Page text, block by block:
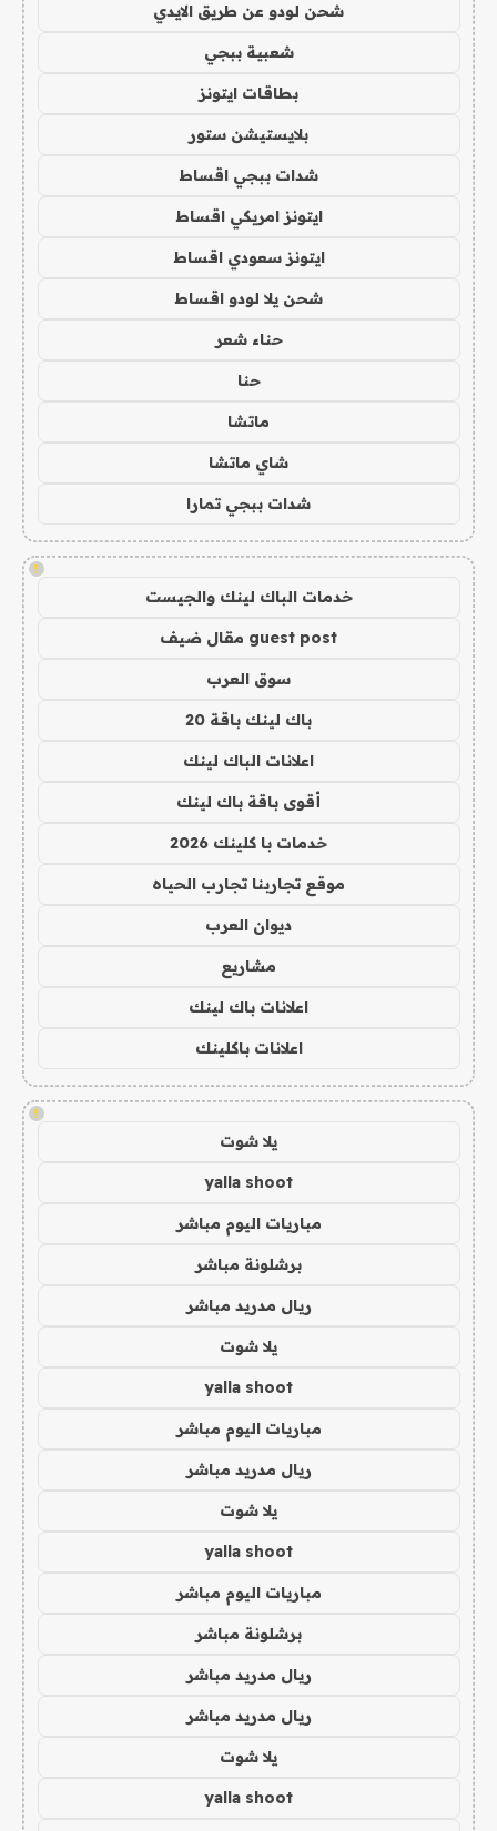
شحن لودو عن طريق الايدي
شعبية ببجي
بطاقات ايتونز
بلايستيشن ستور
شدات ببجي اقساط
ايتونز امريكي اقساط
ايتونز سعودي اقساط
شحن يلا لودو اقساط
حناء شعر
حنا
ماتشا
شاي ماتشا
شدات ببجي تمارا
!
خدمات الباك لينك والجيست
guest post مقال ضيف
سوق العرب
باك لينك باقة 20
اعلانات الباك لينك
أقوى باقة باك لينك
خدمات با كلينك 2026
موقع تجاربنا تجارب الحياه
ديوان العرب
مشاريع
اعلانات باك لينك
اعلانات باكلينك
!
يلا شوت
yalla shoot
مباريات اليوم مباشر
برشلونة مباشر
ريال مدريد مباشر
يلا شوت
yalla shoot
مباريات اليوم مباشر
ريال مدريد مباشر
يلا شوت
yalla shoot
مباريات اليوم مباشر
برشلونة مباشر
ريال مدريد مباشر
ريال مدريد مباشر
يلا شوت
yalla shoot